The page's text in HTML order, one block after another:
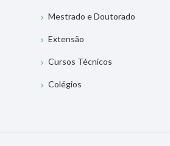
Mestrado e Doutorado
Extensão
Cursos Técnicos
Colégios